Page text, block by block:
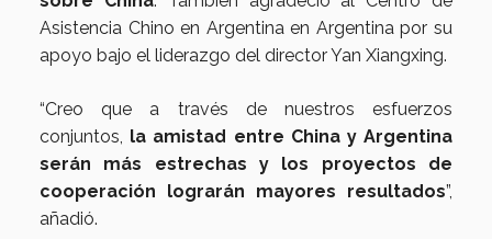
Asistencia Chino en Argentina en Argentina por su
apoyo bajo el liderazgo del director Yan Xiangxing.
“Creo que a través de nuestros esfuerzos
conjuntos, la amistad entre China y Argentina
serán más estrechas y los proyectos de
cooperación lograrán mayores resultados”,
añadió.